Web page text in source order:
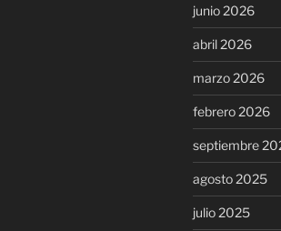
junio 2026
abril 2026
marzo 2026
febrero 2026
septiembre
agosto 2025
julio 2025